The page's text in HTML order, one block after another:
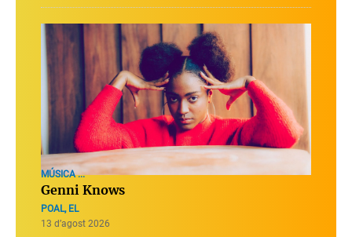
MÚSICA ...
Genni Knows
POAL, EL
13 d’agost 2026